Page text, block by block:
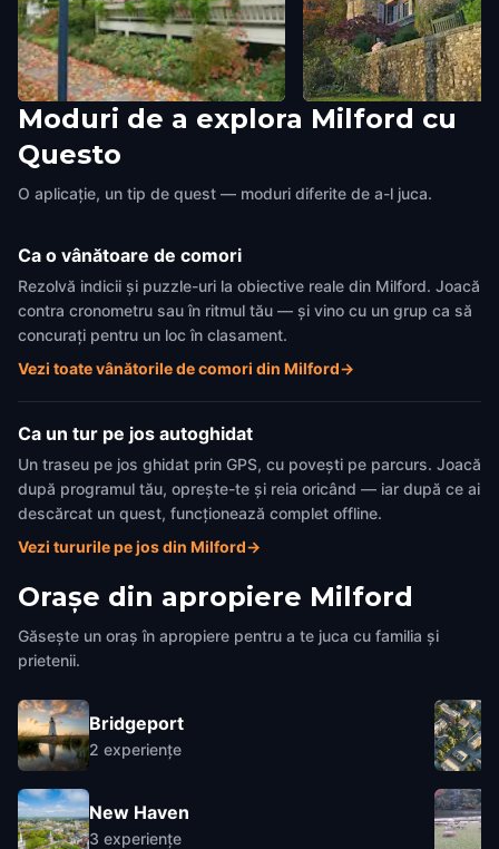
Hotel Fauchère
Milford,United States of America
Grey Towers
Moduri de a explora Milford cu
Questo
O aplicație, un tip de quest — moduri diferite de a-l juca.
Ca o vânătoare de comori
Rezolvă indicii și puzzle-uri la obiective reale din Milford. Joacă
contra cronometru sau în ritmul tău — și vino cu un grup ca să
concurați pentru un loc în clasament.
Vezi toate vânătorile de comori din Milford→
Ca un tur pe jos autoghidat
Un traseu pe jos ghidat prin GPS, cu povești pe parcurs. Joacă
după programul tău, oprește-te și reia oricând — iar după ce ai
descărcat un quest, funcționează complet offline.
Vezi tururile pe jos din Milford→
Orașe din apropiere Milford
Găsește un oraș în apropiere pentru a te juca cu familia și
prietenii.
Bridgeport
2 experiențe
New Haven
3 experiențe